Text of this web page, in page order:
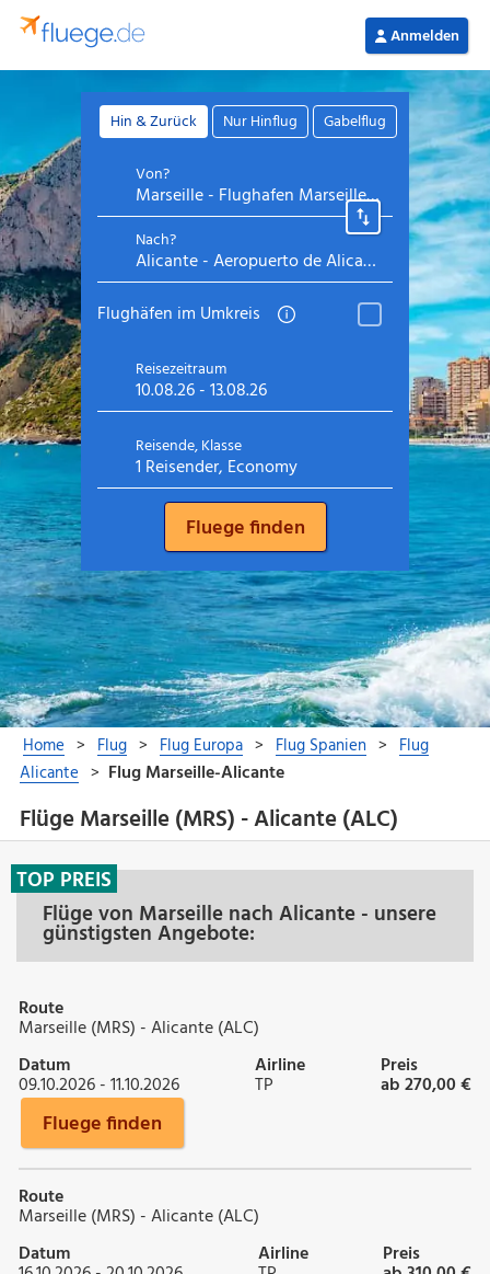
Flüge Marseille (MRS) - Alicante (ALC)
Flüge von Marseille nach Alicante - unsere
günstigsten Angebote:
TOP PREIS
Route
Marseille (MRS) - Alicante (ALC)
Datum
09.10.2026 - 11.10.2026
Airline
TP
Preis
ab 270,00 €
Fluege finden
Route
Marseille (MRS) - Alicante (ALC)
Datum
Airline Preis